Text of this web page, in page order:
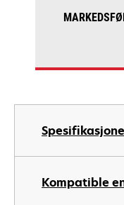
Kompatible